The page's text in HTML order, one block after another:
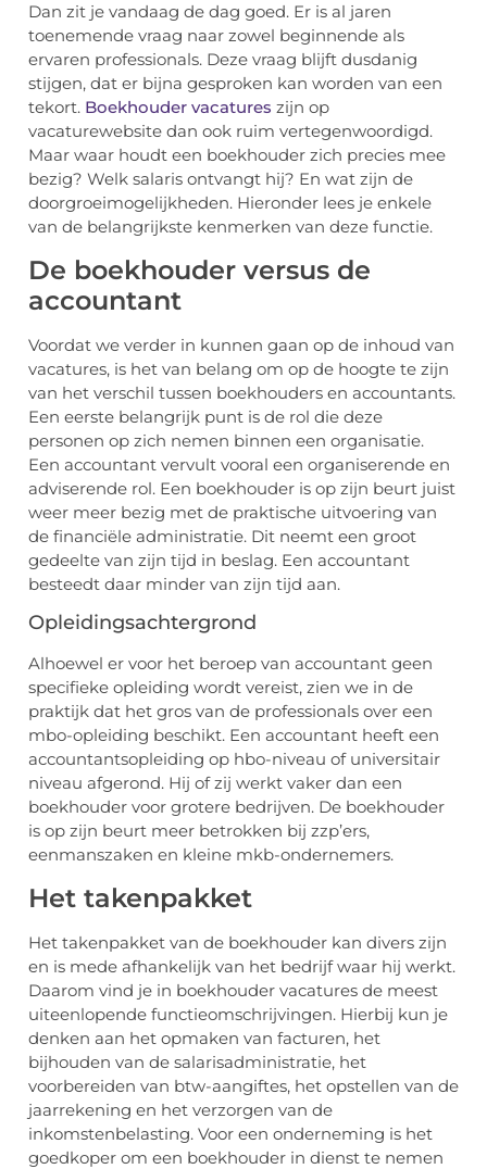
Dan zit je vandaag de dag goed. Er is al jaren
toenemende vraag naar zowel beginnende als
ervaren professionals. Deze vraag blijft dusdanig
stijgen, dat er bijna gesproken kan worden van een
tekort. Boekhouder vacatures zijn op
vacaturewebsite dan ook ruim vertegenwoordigd.
Maar waar houdt een boekhouder zich precies mee
bezig? Welk salaris ontvangt hij? En wat zijn de
doorgroeimogelijkheden. Hieronder lees je enkele
van de belangrijkste kenmerken van deze functie.
De boekhouder versus de
accountant
Voordat we verder in kunnen gaan op de inhoud van
vacatures, is het van belang om op de hoogte te zijn
van het verschil tussen boekhouders en accountants.
Een eerste belangrijk punt is de rol die deze
personen op zich nemen binnen een organisatie.
Een accountant vervult vooral een organiserende en
adviserende rol. Een boekhouder is op zijn beurt juist
weer meer bezig met de praktische uitvoering van
de financiële administratie. Dit neemt een groot
gedeelte van zijn tijd in beslag. Een accountant
besteedt daar minder van zijn tijd aan.
Opleidingsachtergrond
Alhoewel er voor het beroep van accountant geen
specifieke opleiding wordt vereist, zien we in de
praktijk dat het gros van de professionals over een
mbo-opleiding beschikt. Een accountant heeft een
accountantsopleiding op hbo-niveau of universitair
niveau afgerond. Hij of zij werkt vaker dan een
boekhouder voor grotere bedrijven. De boekhouder
is op zijn beurt meer betrokken bij zzp’ers,
eenmanszaken en kleine mkb-ondernemers.
Het takenpakket
Het takenpakket van de boekhouder kan divers zijn
en is mede afhankelijk van het bedrijf waar hij werkt.
Daarom vind je in boekhouder vacatures de meest
uiteenlopende functieomschrijvingen. Hierbij kun je
denken aan het opmaken van facturen, het
bijhouden van de salarisadministratie, het
voorbereiden van btw-aangiftes, het opstellen van de
jaarrekening en het verzorgen van de
inkomstenbelasting. Voor een onderneming is het
goedkoper om een boekhouder in dienst te nemen